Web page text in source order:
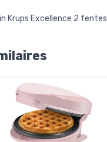
Krups Excellence 2 fentes